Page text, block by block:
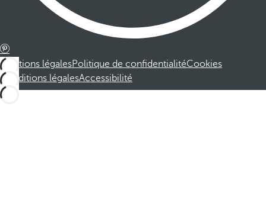
Mentions légalesPolitique de confidentialitéCookies
Conditions légalesAccessibilité